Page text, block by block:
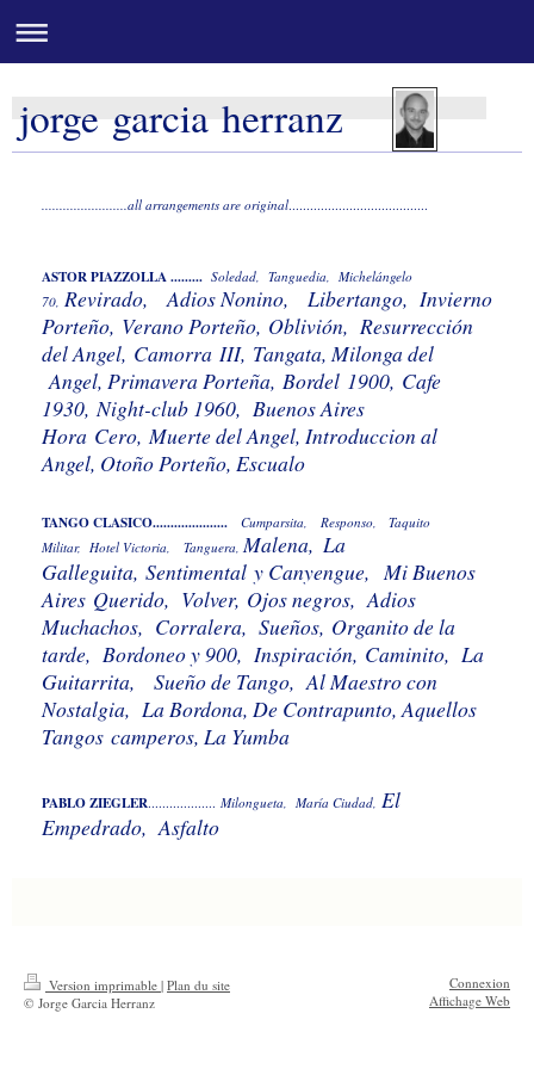
jorge garcia herranz
........................all arrangements are original.......................................
ASTOR PIAZZOLLA ......... Soledad, Tanguedia, Michelángelo
70, Revirado, Adios Nonino, Libertango, Invierno
Porteño, Verano Porteño, Oblivión, Resurrección
del Angel, Camorra III, Tangata, Milonga del
Angel, Primavera Porteña, Bordel 1900, Cafe
1930, Night-club 1960, Buenos Aires
Hora Cero, Muerte del Angel, Introduccion al
Angel, Otoño Porteño, Escualo
TANGO CLASICO..................... Cumparsita, Responso, Taquito
Militar, Hotel Victoria, Tanguera, Malena, La
Galleguita, Sentimental y Canyengue, Mi Buenos
Aires Querido, Volver, Ojos negros, Adios
Muchachos, Corralera, Sueños, Organito de la
tarde, Bordoneo y 900, Inspiración, Caminito, La
Guitarrita,
Sueño de Tango, Al Maestro con
Nostalgia, La Bordona, De Contrapunto, Aquellos
Tangos camperos, La Yumba
PABLO ZIEGLER................... Milongueta, María Ciudad, El
Empedrado, Asfalto
Version imprimable | Plan du site
© Jorge Garcia Herranz
Connexion
Affichage Web